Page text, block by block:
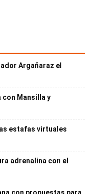
Argañaraz el
Mansilla y
estafas virtuales
adrenalina con el